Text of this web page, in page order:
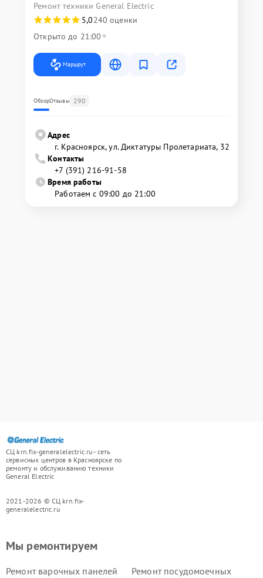
Ремонт техники General Electric
5,0240 оценки
Открыто до 21:00
Маршрут
ОбзорОтзывы 290
Адрес
г. Красноярск, ул. Диктатуры Пролетариата, 32
Контакты
+7 (391) 216-91-58
Время работы
Работаем с 09:00 до 21:00
СЦ krn.fix-generalelectric.ru - сеть
сервисных центров в Красноярске по
ремонту и обслуживанию техники
General Electric
2021-2026 © СЦ krn.fix-
generalelectric.ru
Мы ремонтируем
Ремонт варочных панелей
Ремонт посудомоечных